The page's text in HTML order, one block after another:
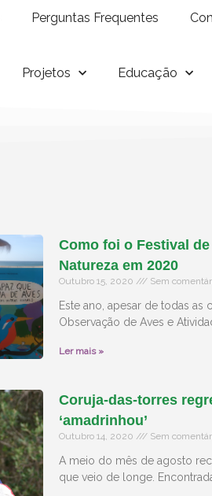
Perguntas Frequentes
Projetos Educação
Como foi o Festival
Natureza em 2020
Outubro 15, 2020 Sem
Este ano, apesar de todas
Observação de Aves e
Ler mais »
Coruja-das-torres
‘amadrinhou’
Outubro 14, 2020 Sem
A meio do mês de agosto
que veio de longe.